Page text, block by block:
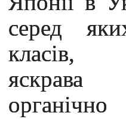
серед
класів,
яскрава